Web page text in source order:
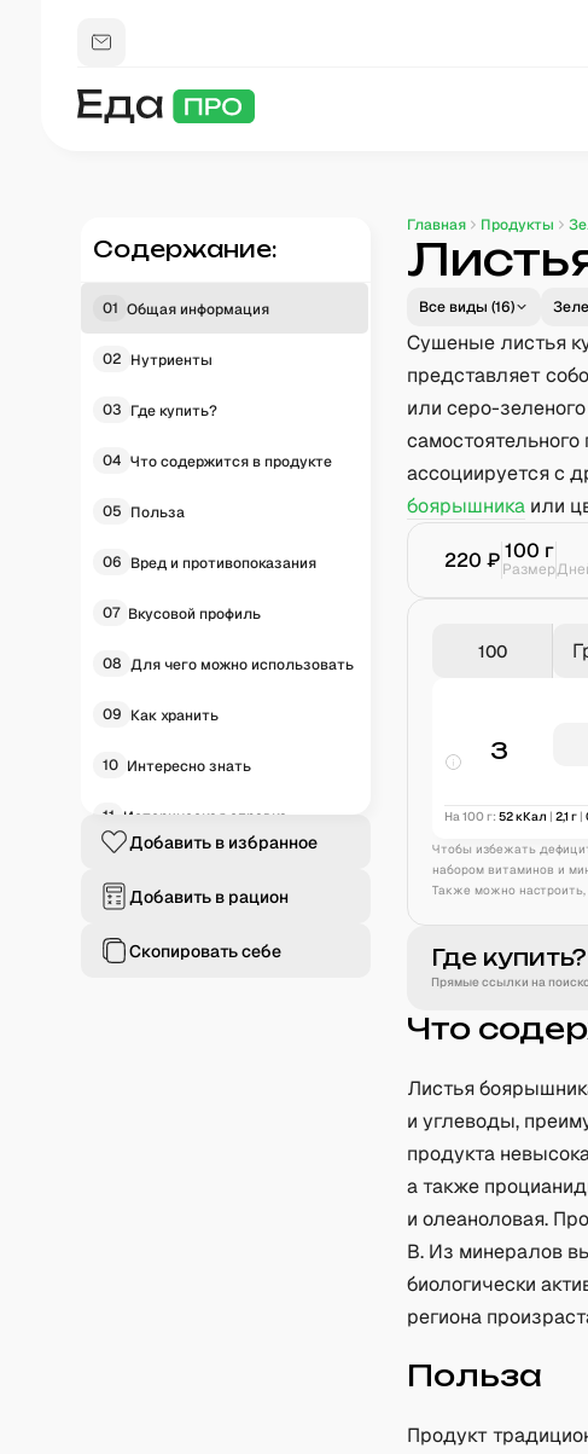
Содержание:
01 Общая информация
02 Нутриенты
03 Где купить?
04 Что содержится в продукте
05 Польза
06 Вред и противопоказания
07 Вкусовой профиль
08 Для чего можно использовать
09 Как хранить
10 Интересно знать
11 Историческая справка
Добавить в избранное
Добавить в рацион
Скопировать себе
Главная Продукты
Все виды (16)
Сушеные листья
представляет
или серо-
самостоятельного
ассоциируется с
боярышника или
220 ₽100 г
Размер
3
На 100 г: 52кКал | 2,1 г |
Чтобы избежать
набором витаминов и
Также можно
Где купить?
Прямые ссылки на
Что
Листья
и углеводы,
продукта
а также
и олеаноловая.
B. Из минералов
биологически
региона
Польза
Продукт